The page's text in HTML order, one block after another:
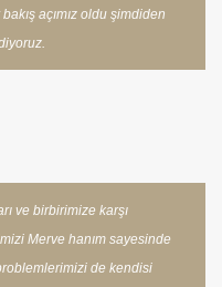
açımız oldu şimdiden
ve birbirimize karşı
Merve hanım sayesinde
de kendisi